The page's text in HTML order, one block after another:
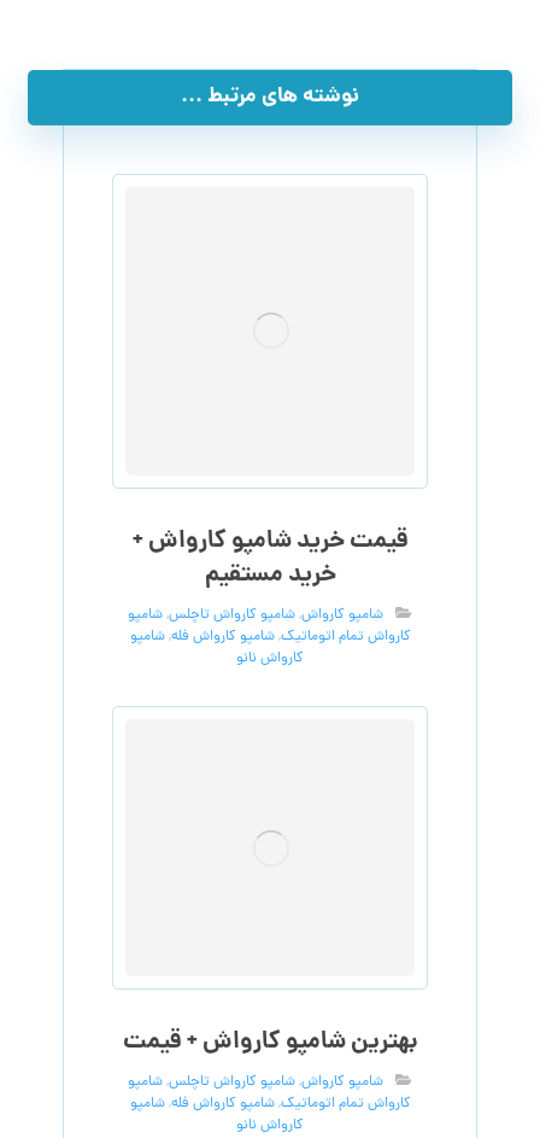
نوشته های مرتبط ...
قیمت خرید شامپو کارواش +
خرید مستقیم
شامپو کارواش,شامپو کارواش تاچلس,شامپو
کارواش تمام اتوماتیک,شامپو کارواش فله,شامپو
کارواش نانو
بهترین شامپو کارواش + قیمت
شامپو کارواش,شامپو کارواش تاچلس,شامپو
کارواش تمام اتوماتیک,شامپو کارواش فله,شامپو
کارواش نانو